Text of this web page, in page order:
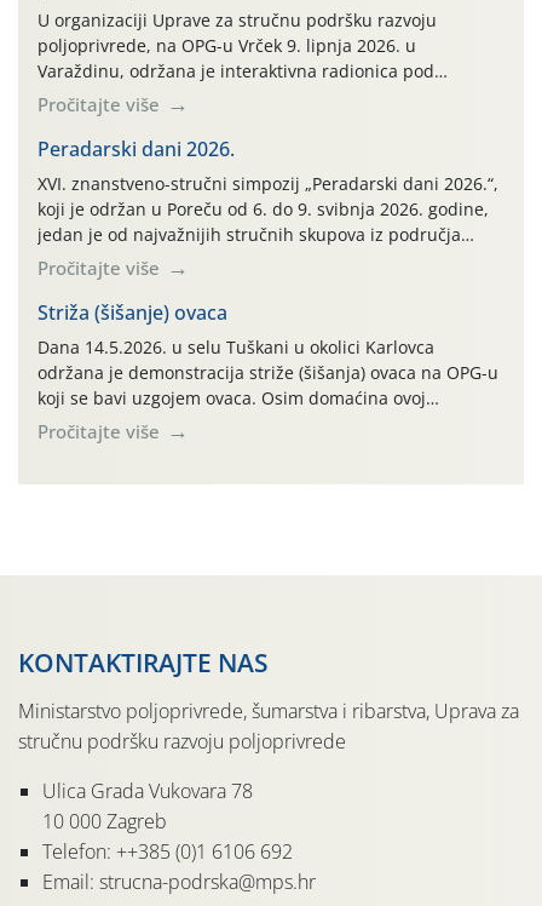
U organizaciji Uprave za stručnu podršku razvoju
poljoprivrede, na OPG-u Vrček 9. lipnja 2026. u
Varaždinu, održana je interaktivna radionica pod
nazivom “Klimatski pametne prakse u ratarstvu i
svinjogojstvu uz diversifikaciju proizvodnje”. Radionica je
organizirana u sklopu međunarodnog projekta Climate
Farm Demo (CFD) te stručnih radnih skupina „Klima i
okoliš“ i „Ratarstvo“. Ovaj demonstracijski događaj, […]
Pročitajte više
Peradarski dani 2026.
XVI. znanstveno-stručni simpozij „Peradarski dani 2026.“,
koji je održan u Poreču od 6. do 9. svibnja 2026. godine,
jedan je od najvažnijih stručnih skupova iz područja
peradarstva u Hrvatskoj i široj regiji.
Pročitajte više
Striža (šišanje) ovaca
Dana 14.5.2026. u selu Tuškani u okolici Karlovca
održana je demonstracija striže (šišanja) ovaca na OPG-u
koji se bavi uzgojem ovaca. Osim domaćina ovoj
demonstraciji striže prisustvovalo je desetak
poljoprivrednika iz različitih dijelova Karlovačke županije.
Pročitajte više
KONTAKTIRAJTE NAS
Ministarstvo poljoprivrede, šumarstva i ribarstva, Uprava za
stručnu podršku razvoju poljoprivrede
Ulica Grada Vukovara 78
10 000 Zagreb
Telefon: ++385 (0)1 6106 692
Email: strucna-podrska@mps.hr